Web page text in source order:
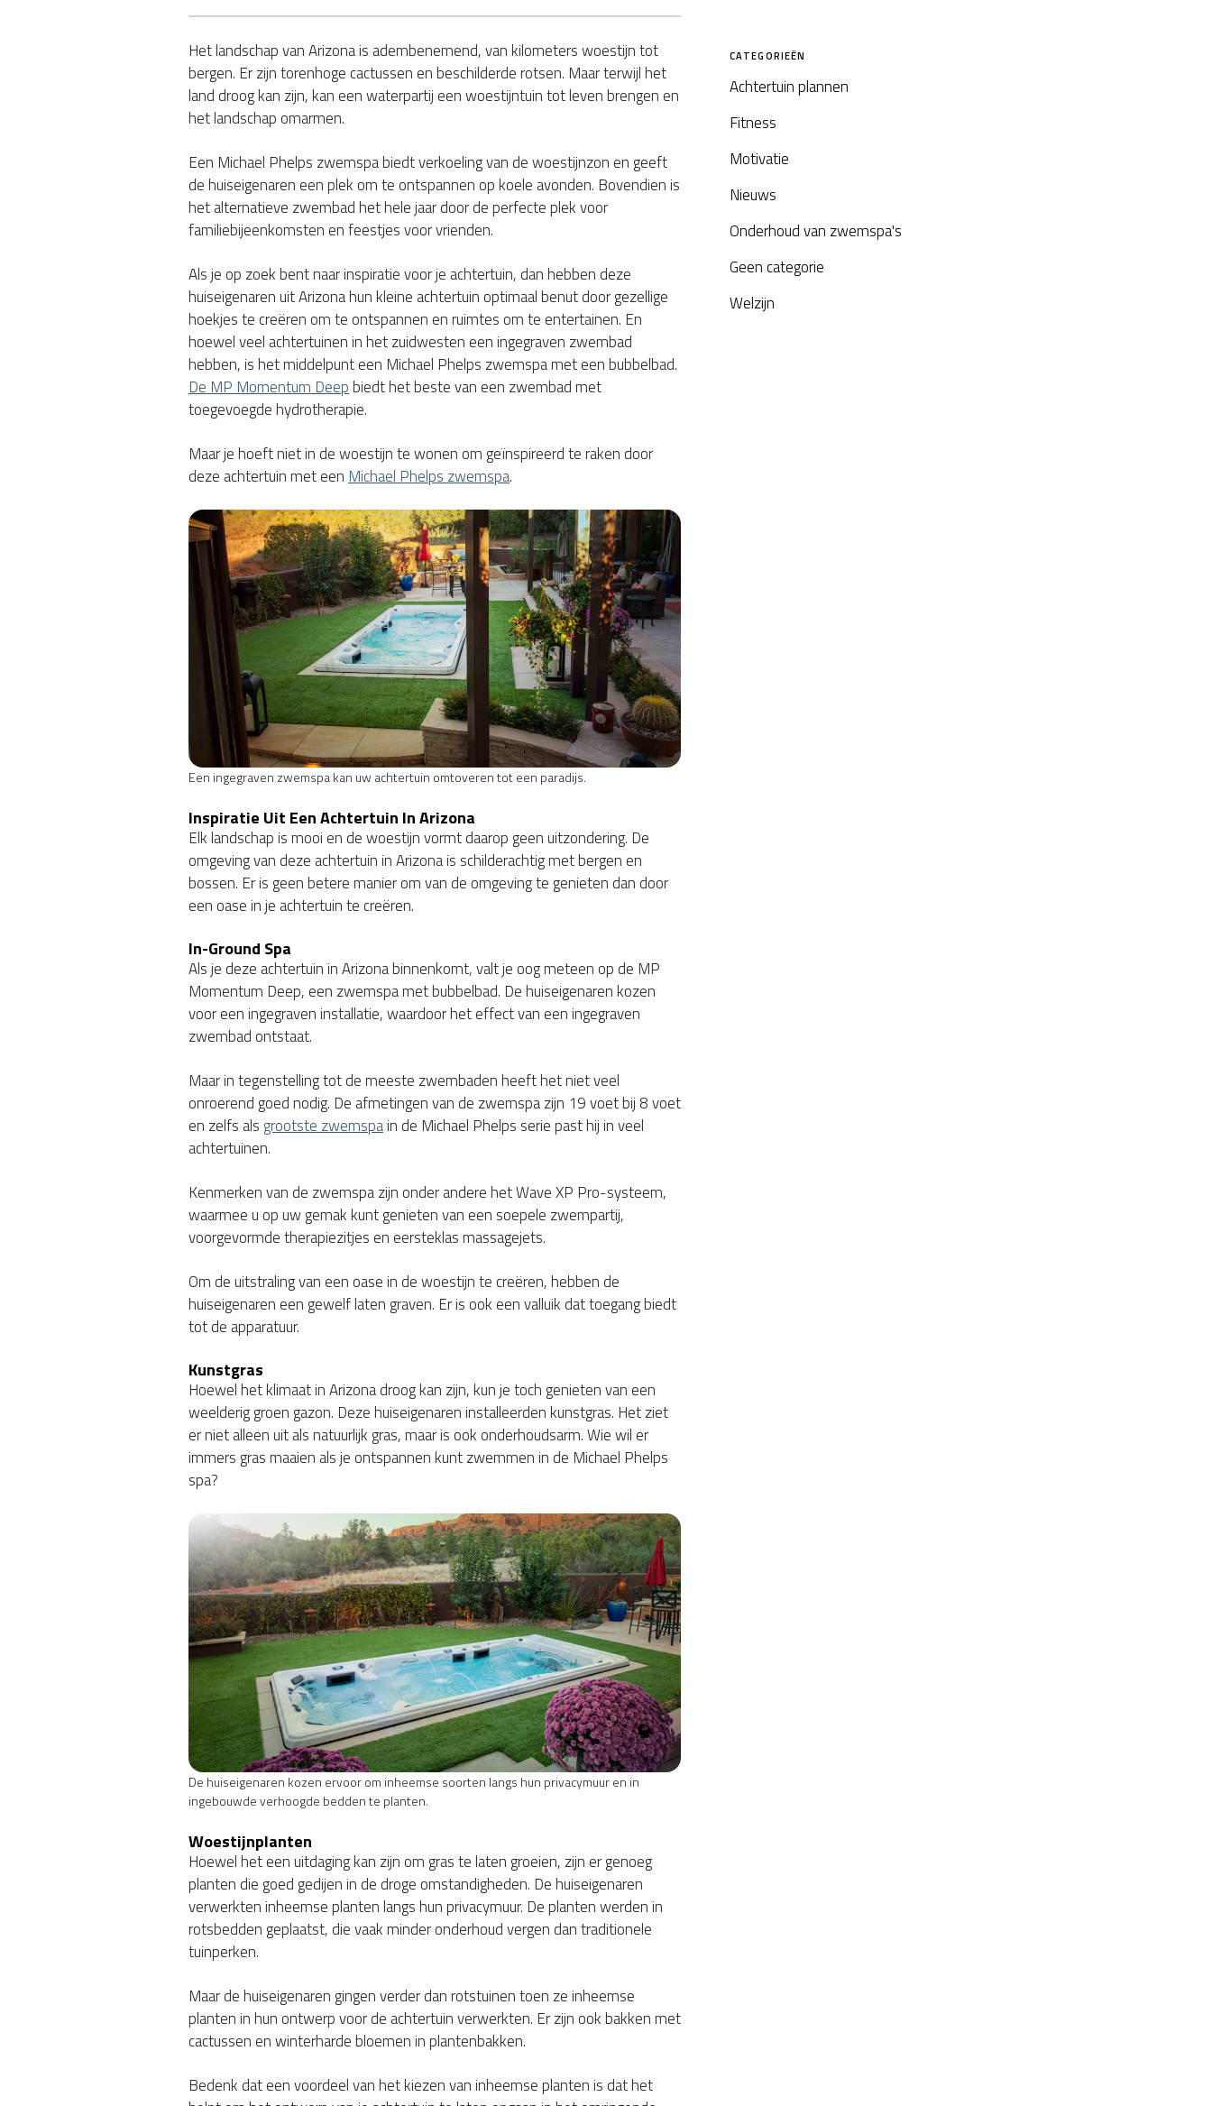
Het landschap van Arizona is adembenemend, van kilometers woestijn tot
bergen. Er zijn torenhoge cactussen en beschilderde rotsen. Maar terwijl het
land droog kan zijn, kan een waterpartij een woestijntuin tot leven brengen en
het landschap omarmen.
Een Michael Phelps zwemspa biedt verkoeling van de woestijnzon en geeft
de huiseigenaren een plek om te ontspannen op koele avonden. Bovendien is
het alternatieve zwembad het hele jaar door de perfecte plek voor
familiebijeenkomsten en feestjes voor vrienden.
Als je op zoek bent naar inspiratie voor je achtertuin, dan hebben deze
huiseigenaren uit Arizona hun kleine achtertuin optimaal benut door gezellige
hoekjes te creëren om te ontspannen en ruimtes om te entertainen. En
hoewel veel achtertuinen in het zuidwesten een ingegraven zwembad
hebben, is het middelpunt een Michael Phelps zwemspa met een bubbelbad.
De MP Momentum Deepbiedt het beste van een zwembad met
toegevoegde hydrotherapie.
Maar je hoeft niet in de woestijn te wonen om geïnspireerd te raken door
deze achtertuin met een Michael Phelps zwemspa.
Een ingegraven zwemspa kan uw achtertuin omtoveren tot een paradijs.
Inspiratie Uit Een Achtertuin In Arizona
Elk landschap is mooi en de woestijn vormt daarop geen uitzondering. De
omgeving van deze achtertuin in Arizona is schilderachtig met bergen en
bossen. Er is geen betere manier om van de omgeving te genieten dan door
een oase in je achtertuin te creëren.
In-Ground Spa
Als je deze achtertuin in Arizona binnenkomt, valt je oog meteen op de MP
Momentum Deep, een zwemspa met bubbelbad. De huiseigenaren kozen
voor een ingegraven installatie, waardoor het effect van een ingegraven
zwembad ontstaat.
Maar in tegenstelling tot de meeste zwembaden heeft het niet veel
onroerend goed nodig. De afmetingen van de zwemspa zijn 19 voet bij 8 voet
en zelfs als grootste zwemspain de Michael Phelps serie past hij in veel
achtertuinen.
Kenmerken van de zwemspa zijn onder andere het Wave XP Pro-systeem,
waarmee u op uw gemak kunt genieten van een soepele zwempartij,
voorgevormde therapiezitjes en eersteklas massagejets.
Om de uitstraling van een oase in de woestijn te creëren, hebben de
huiseigenaren een gewelf laten graven. Er is ook een valluik dat toegang biedt
tot de apparatuur.
Kunstgras
Hoewel het klimaat in Arizona droog kan zijn, kun je toch genieten van een
weelderig groen gazon. Deze huiseigenaren installeerden kunstgras. Het ziet
er niet alleen uit als natuurlijk gras, maar is ook onderhoudsarm. Wie wil er
immers gras maaien als je ontspannen kunt zwemmen in de Michael Phelps
spa?
De huiseigenaren kozen ervoor om inheemse soorten langs hun privacymuur en in
ingebouwde verhoogde bedden te planten.
Woestijnplanten
Hoewel het een uitdaging kan zijn om gras te laten groeien, zijn er genoeg
planten die goed gedijen in de droge omstandigheden. De huiseigenaren
verwerkten inheemse planten langs hun privacymuur. De planten werden in
rotsbedden geplaatst, die vaak minder onderhoud vergen dan traditionele
tuinperken.
Maar de huiseigenaren gingen verder dan rotstuinen toen ze inheemse
planten in hun ontwerp voor de achtertuin verwerkten. Er zijn ook bakken met
cactussen en winterharde bloemen in plantenbakken.
Bedenk dat een voordeel van het kiezen van inheemse planten is dat het
CATEGORIEËN
Achtertuin plannen
Fitness
Motivatie
Nieuws
Onderhoud van zwemspa's
Geen categorie
Welzijn